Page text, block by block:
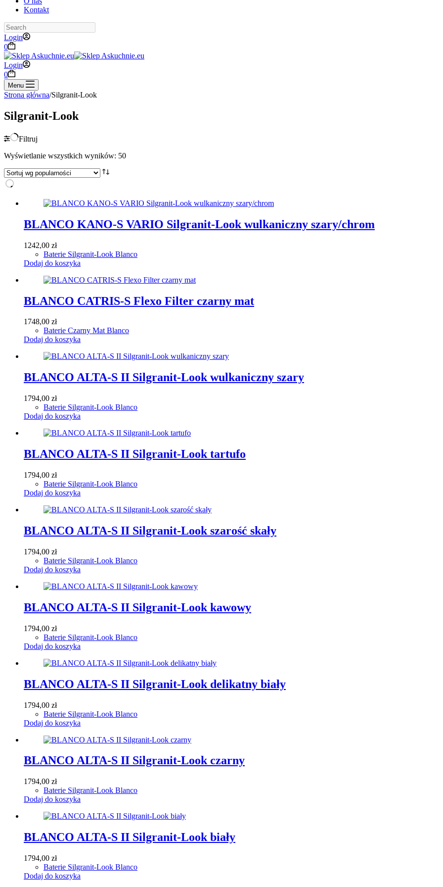
Kontakt
Search
Login
Koszyk
0
Login
Koszyk
0
Menu
Strona główna/Silgranit-Look
Silgranit-Look
Filtruj
Wyświetlanie wszystkich wyników: 50Posortowane
BLANCO KANO-S VARIO Silgranit-Look wulkaniczny szary/chrom
1242,00 zł
Baterie Silgranit-Look Blanco
Dodaj do koszyka
BLANCO CATRIS-S Flexo Filter czarny mat
1748,00 zł
Baterie Czarny Mat Blanco
Dodaj do koszyka
BLANCO ALTA-S II Silgranit-Look wulkaniczny szary
1794,00 zł
Baterie Silgranit-Look Blanco
Dodaj do koszyka
BLANCO ALTA-S II Silgranit-Look tartufo
1794,00 zł
Baterie Silgranit-Look Blanco
Dodaj do koszyka
BLANCO ALTA-S II Silgranit-Look szarość skały
1794,00 zł
Baterie Silgranit-Look Blanco
Dodaj do koszyka
BLANCO ALTA-S II Silgranit-Look kawowy
1794,00 zł
Baterie Silgranit-Look Blanco
Dodaj do koszyka
BLANCO ALTA-S II Silgranit-Look delikatny biały
1794,00 zł
Baterie Silgranit-Look Blanco
Dodaj do koszyka
BLANCO ALTA-S II Silgranit-Look czarny
1794,00 zł
Baterie Silgranit-Look Blanco
Dodaj do koszyka
BLANCO ALTA-S II Silgranit-Look biały
1794,00 zł
Baterie Silgranit-Look Blanco
Dodaj do koszyka